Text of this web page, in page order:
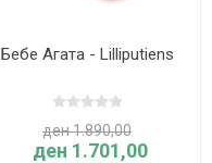
Бебе Агата - Lilliputiens
ден 1.890,00
ден 1.701,00